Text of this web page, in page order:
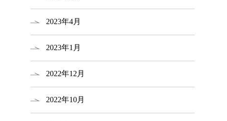
2023年4月
2023年1月
2022年12月
2022年10月